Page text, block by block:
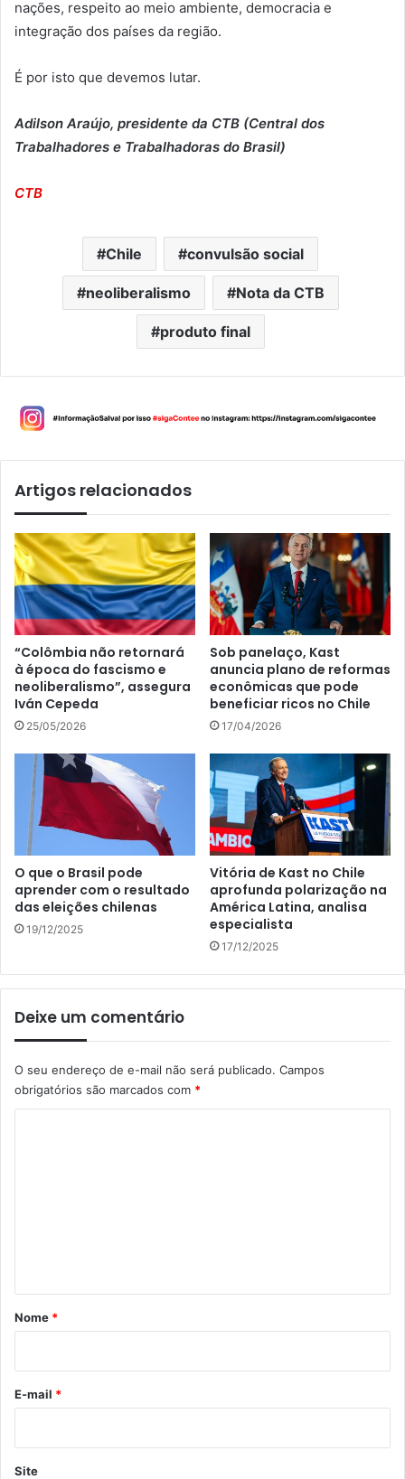
nações, respeito ao meio ambiente, democracia e
integração dos países da região.
É por isto que devemos lutar.
Adilson Araújo, presidente da CTB (Central dos
Trabalhadores e Trabalhadoras do Brasil)
CTB
Chile convulsão social
neoliberalismo Nota da CTB
produto final
Artigos relacionados
“Colômbia não retornará
à época do fascismo e
neoliberalismo”, assegura
Iván Cepeda
25/05/2026
Sob panelaço, Kast
anuncia plano de reformas
econômicas que pode
beneficiar ricos no Chile
17/04/2026
O que o Brasil pode
aprender com o resultado
das eleições chilenas
19/12/2025
Vitória de Kast no Chile
aprofunda polarização na
América Latina, analisa
especialista
17/12/2025
Deixe um comentário
O seu endereço de e-mail não será publicado. Campos
obrigatórios são marcados com *
r
*
Nome *
E-mail *
Site